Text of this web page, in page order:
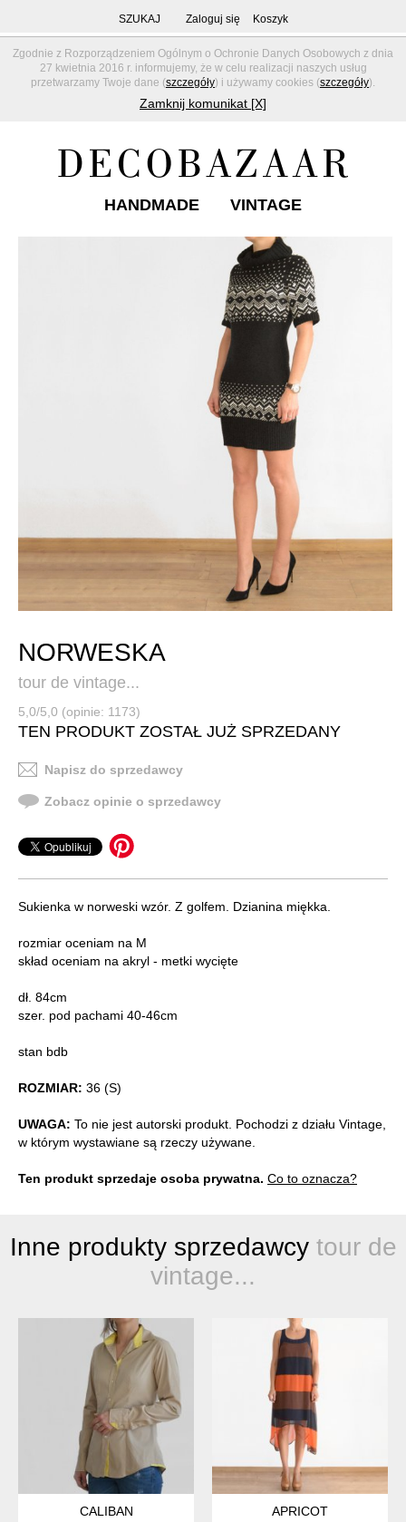
Zgodnie z Rozporządzeniem Ogólnym o Ochronie Danych Osobowych z dnia
27 kwietnia 2016 r. informujemy, że w celu realizacji naszych usług
przetwarzamy Twoje dane (szczegóły) i używamy cookies (szczegóły).
Zamknij komunikat [X]
SZUKAJ Zaloguj się Koszyk
HANDMADE VINTAGE
NORWESKA
tour de vintage...
5,0/5,0 (opinie: 1173)
TEN PRODUKT ZOSTAŁ JUŻ SPRZEDANY
Napisz do sprzedawcy
Zobacz opinie o sprzedawcy
Sukienka w norweski wzór. Z golfem. Dzianina miękka.
rozmiar oceniam na M
skład oceniam na akryl - metki wycięte
dł. 84cm
szer. pod pachami 40-46cm
stan bdb
ROZMIAR: 36 (S)
UWAGA: To nie jest autorski produkt. Pochodzi z działu Vintage,
w którym wystawiane są rzeczy używane.
Ten produkt sprzedaje osoba prywatna. Co to oznacza?
Inne produkty sprzedawcy tour de
vintage...
CALIBAN
APRICOT